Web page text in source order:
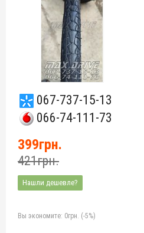
067-737-15-13
066-74-111-73
399грн.
421грн.
Нашли дешевле?
Вы экономите: 0грн. (-5%)